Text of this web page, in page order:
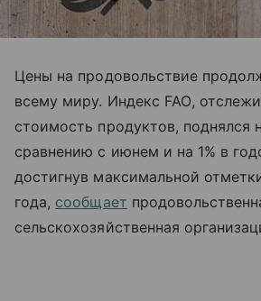
Цены на продовольствие
всему миру. Индекс FAO,
стоимость продуктов, поднялся
сравнению с июнем и на 1% в
достигнув максимальной
года, сообщает
сельскохозяйственная